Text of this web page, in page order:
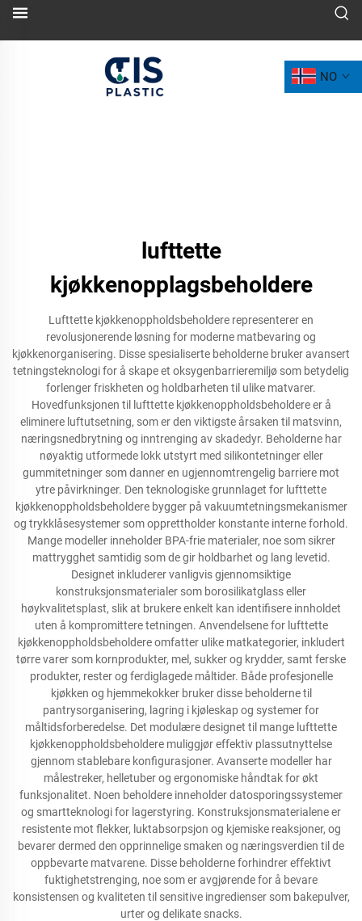
NO
lufttette
kjøkkenopplagsbeholdere
Lufttette kjøkkenoppholdsbeholdere representerer en
revolusjonerende løsning for moderne matbevaring og
kjøkkenorganisering. Disse spesialiserte beholderne bruker avansert
tetningsteknologi for å skape et oksygenbarrieremiljø som betydelig
forlenger friskheten og holdbarheten til ulike matvarer.
Hovedfunksjonen til lufttette kjøkkenoppholdsbeholdere er å
eliminere luftutsetning, som er den viktigste årsaken til matsvinn,
næringsnedbrytning og inntrenging av skadedyr. Beholderne har
nøyaktig utformede lokk utstyrt med silikontetninger eller
gummitetninger som danner en ugjennomtrengelig barriere mot
ytre påvirkninger. Den teknologiske grunnlaget for lufttette
kjøkkenoppholdsbeholdere bygger på vakuumtetningsmekanismer
og trykklåsesystemer som opprettholder konstante interne forhold.
Mange modeller inneholder BPA-frie materialer, noe som sikrer
mattrygghet samtidig som de gir holdbarhet og lang levetid.
Designet inkluderer vanligvis gjennomsiktige
konstruksjonsmaterialer som borosilikatglass eller
høykvalitetsplast, slik at brukere enkelt kan identifisere innholdet
uten å kompromittere tetningen. Anvendelsene for lufttette
kjøkkenoppholdsbeholdere omfatter ulike matkategorier, inkludert
tørre varer som kornprodukter, mel, sukker og krydder, samt ferske
produkter, rester og ferdiglagede måltider. Både profesjonelle
kjøkken og hjemmekokker bruker disse beholderne til
pantrysorganisering, lagring i kjøleskap og systemer for
måltidsforberedelse. Det modulære designet til mange lufttette
kjøkkenoppholdsbeholdere muliggjør effektiv plassutnyttelse
gjennom stablebare konfigurasjoner. Avanserte modeller har
målestreker, helletuber og ergonomiske håndtak for økt
funksjonalitet. Noen beholdere inneholder datosporingssystemer
og smartteknologi for lagerstyring. Konstruksjonsmaterialene er
resistente mot flekker, luktabsorpsjon og kjemiske reaksjoner, og
bevarer dermed den opprinnelige smaken og næringsverdien til de
oppbevarte matvarene. Disse beholderne forhindrer effektivt
fuktighetstrenging, noe som er avgjørende for å bevare
konsistensen og kvaliteten til sensitive ingredienser som bakepulver,
urter og delikate snacks.